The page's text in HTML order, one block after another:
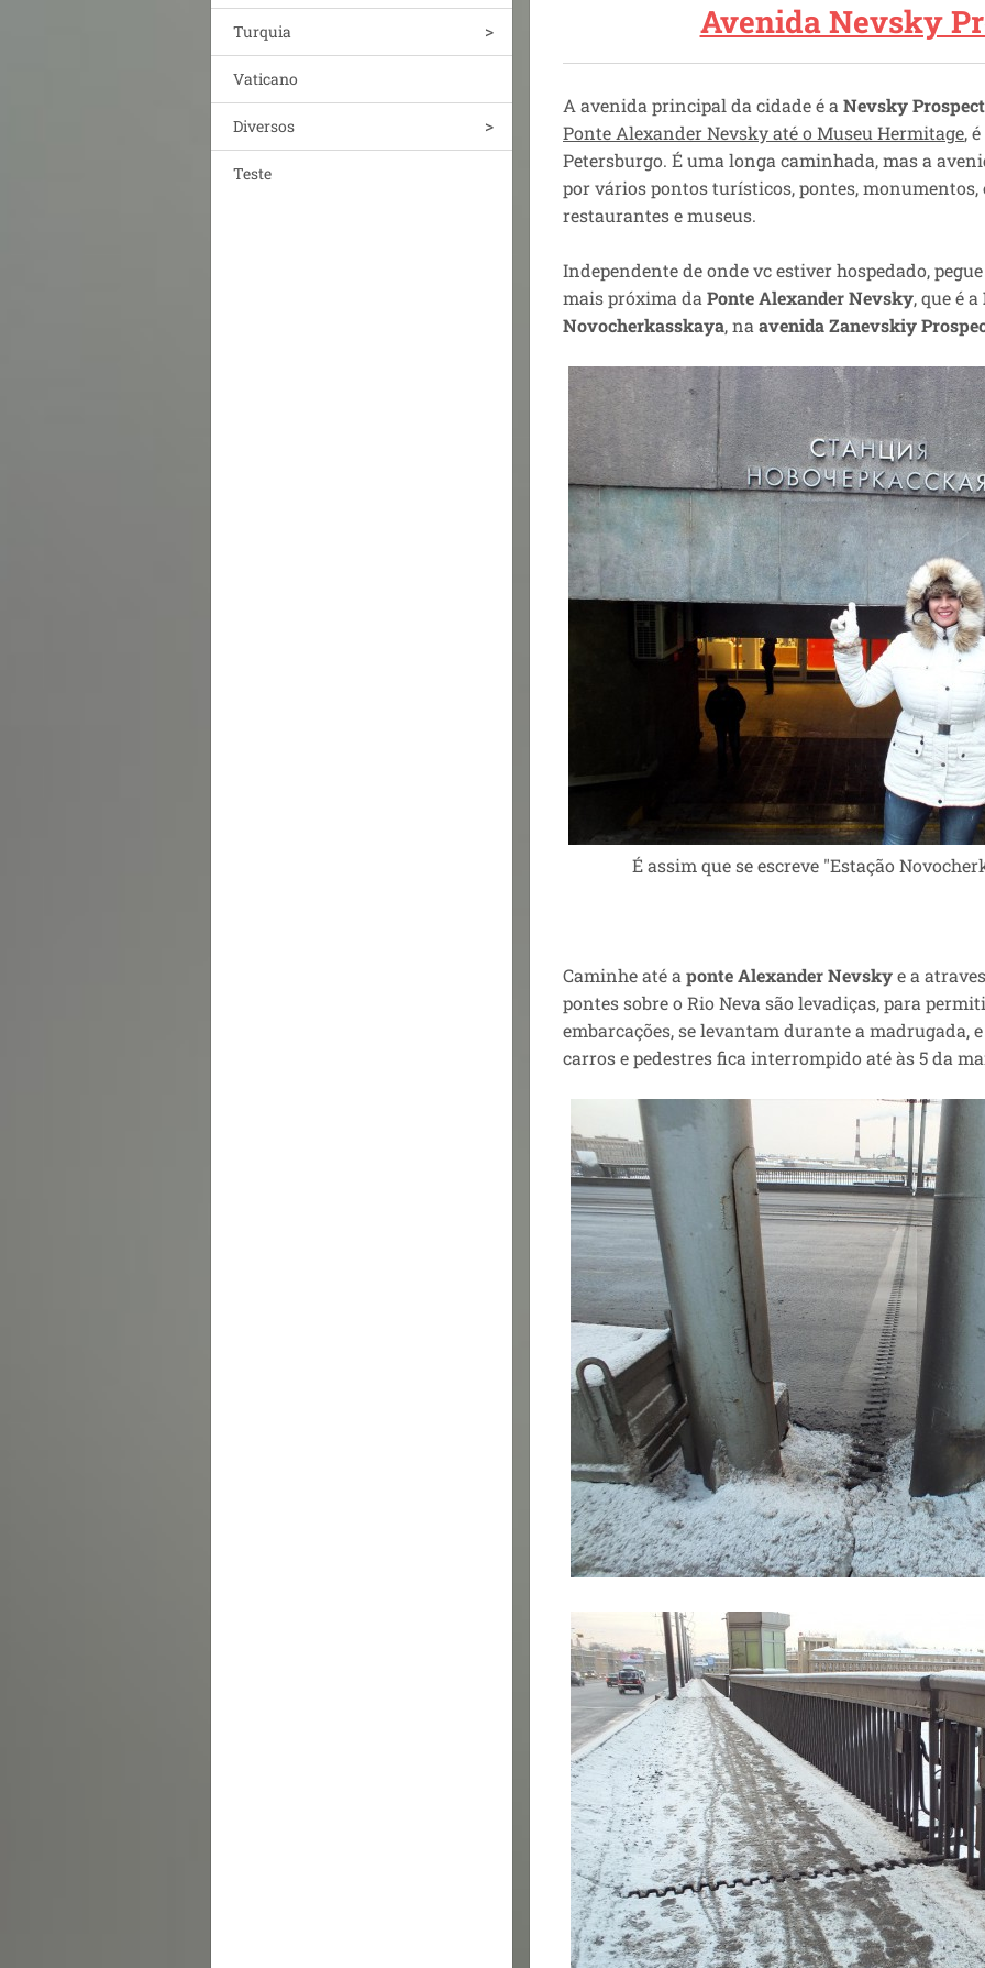
Turquia
Vaticano
Diversos
Teste
Avenida Nevsky
A avenida principal da cidade é a Nevsky Prospect
Ponte Alexander Nevsky até o Museu Hermitage,
Petersburgo. É uma longa caminhada, mas a
por vários pontos turísticos, pontes, monumentos,
restaurantes e museus.
Independente de onde vc estiver hospedado,
mais próxima da Ponte Alexander Nevsky, que é a
Novocherkasskaya, na avenida Zanevskiy
É assim que se escreve "Estação
Caminhe até a ponte Alexander Nevskye a
pontes sobre o Rio Neva são levadiças, para
embarcações, se levantam durante a madrugada,
carros e pedestres fica interrompido até às 5 da